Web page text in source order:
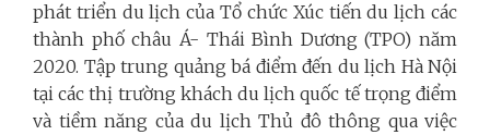
phát triển du lịch của Tổ chức Xúc tiến du lịch các
thành phố châu Á- Thái Bình Dương (TPO) năm
2020. Tập trung quảng bá điểm đến du lịch Hà Nội
tại các thị trường khách du lịch quốc tế trọng điểm
và tiềm năng của du lịch Thủ đô thông qua việc